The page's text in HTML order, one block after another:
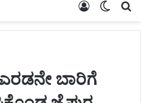
Switch
Log
ಬಾರಿಗೆ